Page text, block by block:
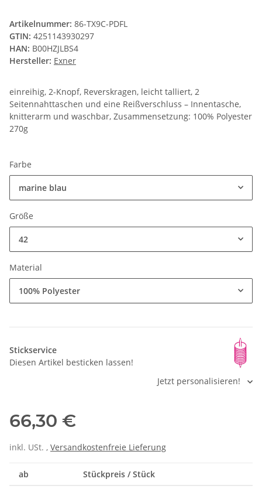
Artikelnummer: 86-TX9C-PDFL
GTIN: 4251143930297
HAN: B00HZJLBS4
Hersteller: Exner
einreihig, 2-Knopf, Reverskragen, leicht talliert, 2
Seitennahttaschen und eine Reißverschluss – Innentasche,
knitterarm und waschbar, Zusammensetzung: 100% Polyester
270g
Farbe
marine blau
Größe
42
Material
100% Polyester
Stickservice
Diesen Artikel besticken lassen!
Jetzt personalisieren!
66,30 €
inkl. USt. , Versandkostenfreie Lieferung
ab Stückpreis / Stück